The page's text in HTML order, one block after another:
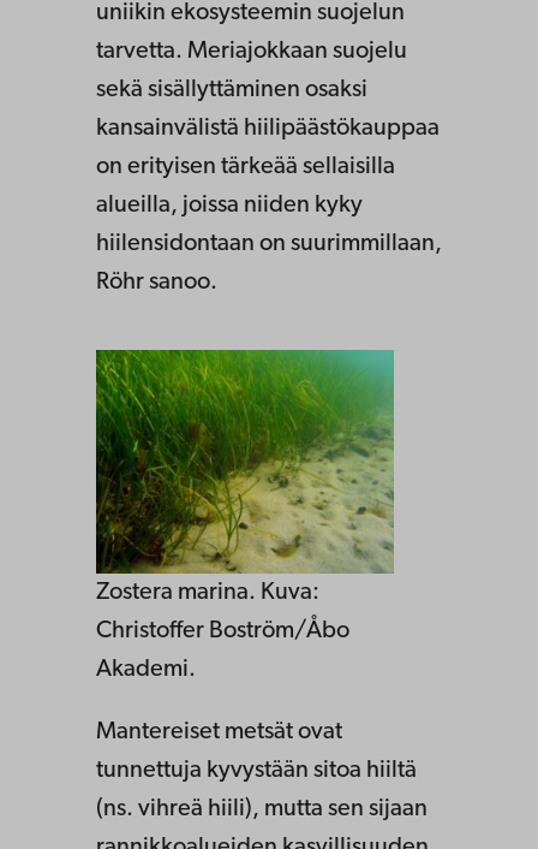
uniikin ekosysteemin suojelun
tarvetta. Meriajokkaan suojelu
sekä sisällyttäminen osaksi
kansainvälistä hiilipäästökauppaa
on erityisen tärkeää sellaisilla
alueilla, joissa niiden kyky
hiilensidontaan on suurimmillaan,
Röhr sanoo.
Zostera marina. Kuva:
Christoffer Boström/Åbo
Akademi.
Mantereiset metsät ovat
tunnettuja kyvystään sitoa hiiltä
(ns. vihreä hiili), mutta sen sijaan